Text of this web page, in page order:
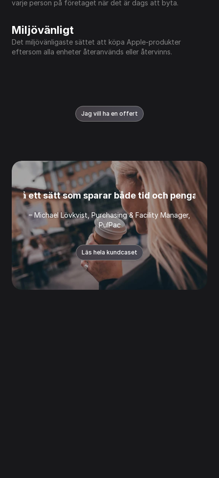
varje person på företaget när det är dags att byta.
Miljövänligt
Det miljövänligaste sättet att köpa Apple-produkter
eftersom alla enheter återanvänds eller återvinns.
Jag vill ha en offert
på ett sätt som sparar både tid och pengar –
­ – Michael Lövkvist, Purchasing & Facility Manager,
PulPac
Läs hela kundcaset